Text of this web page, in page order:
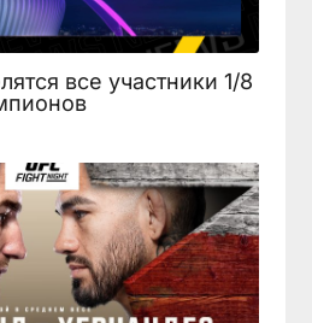
все участники 1/8